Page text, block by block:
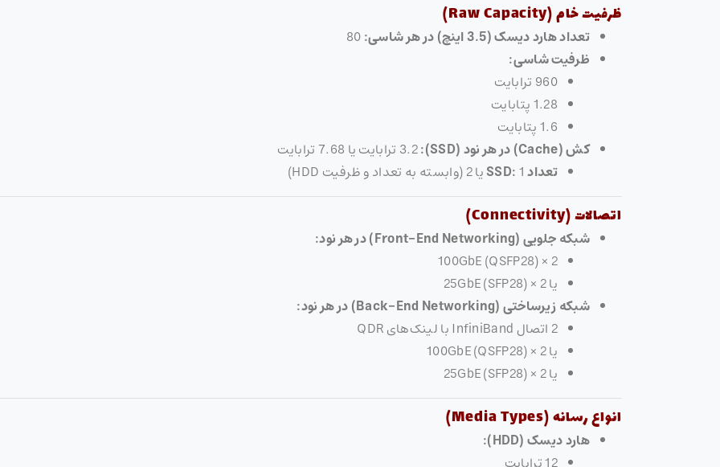
ظرفیت خام (Raw Capacity)
تعداد هارد دیسک (3.5 اینچ) در هر شاسی:
ظرفیت شاسی:
960 ترابایت
1.28 پتابایت
1.6 پتابایت
کش (Cache) در هر نود (SSD):
تعداد SSD:1 یا 2 (وابسته به تعداد و ظرفیت HDD)
اتصالات (Connectivity)
شبکه جلویی (Front-End Networking) در هر نود:
2 × 100GbE (QSFP28)
یا 2 × 25GbE (SFP28)
شبکه زیرساختی (Back-End Networking) در هر نود:
2 اتصال InfiniBand با لینک‌های QDR
یا 2 × 100GbE (QSFP28)
یا 2 × 25GbE (SFP28)
انواع رسانه (Media Types)
هارد دیسک (HDD):